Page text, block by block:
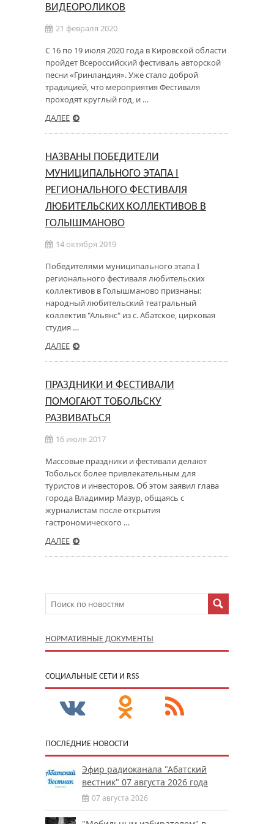
ВИДЕОРОЛИКОВ
21 февраля 2020
С 16 по 19 июля 2020 года в Кировской области
пройдет Всероссийский фестиваль авторской
песни «Гринландия». Уже стало доброй
традицией, что мероприятия Фестиваля
проходят круглый год, и …
ДАЛЕЕ
НАЗВАНЫ ПОБЕДИТЕЛИ
МУНИЦИПАЛЬНОГО ЭТАПА I
РЕГИОНАЛЬНОГО ФЕСТИВАЛЯ
ЛЮБИТЕЛЬСКИХ КОЛЛЕКТИВОВ В
ГОЛЫШМАНОВО
14 октября 2019
Победителями муниципального этапа I
регионального фестиваля любительских
коллективов в Голышманово признаны:
народный любительский театральный
коллектив "Альянс" из с. Абатское, цирковая
студия …
ДАЛЕЕ
ПРАЗДНИКИ И ФЕСТИВАЛИ
ПОМОГАЮТ ТОБОЛЬСКУ
РАЗВИВАТЬСЯ
16 июля 2017
Массовые праздники и фестивали делают
Тобольск более привлекательным для
туристов и инвесторов. Об этом заявил глава
города Владимир Мазур, общаясь с
журналистам после открытия
гастрономического …
ДАЛЕЕ
НОРМАТИВНЫЕ ДОКУМЕНТЫ
CОЦИАЛЬНЫЕ СЕТИ И RSS
ПОСЛЕДНИЕ НОВОСТИ
Эфир радиоканала "Абатский
вестник" 07 августа 2026 года
07 августа 2026